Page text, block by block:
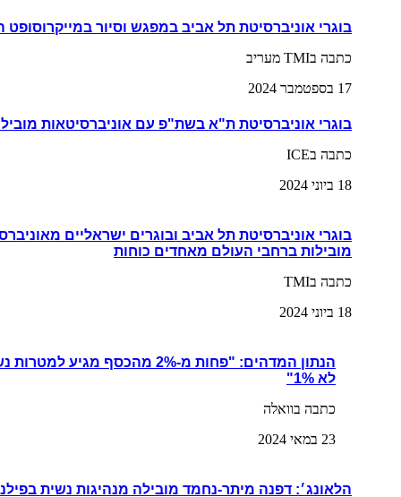
בוגרי אוניברסיטת תל אביב במפגש וסיור במייקרוסופט
כתבה בTMI מעריב
17 בספטמבר 2024
בוגרי אוניברסיטת ת"א בשת"פ עם אוניברסיטאות
כתבה בICE
18 ביוני 2024
בוגרי אוניברסיטת תל אביב ובוגרים ישראליים
מובילות ברחבי העולם מאחדים כוחות
כתבה בTMI
18 ביוני 2024
הנתון המדהים: "פחות מ-2% מהכסף
לא 1%"
כתבה בוואלה
23 במאי 2024
הלאונג׳: דפנה מיתר-נחמד מובילה מנהיגות נשית